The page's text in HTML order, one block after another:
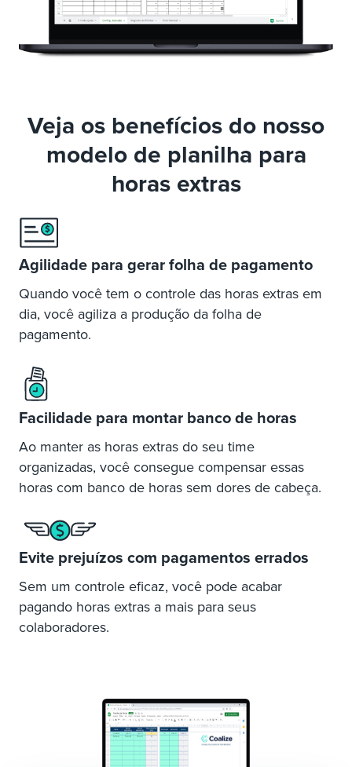
Veja os benefícios do nosso
modelo de planilha para
horas extras
Agilidade para gerar folha de pagamento
Quando você tem o controle das horas extras em
dia, você agiliza a produção da folha de
pagamento.
Facilidade para montar banco de horas
Ao manter as horas extras do seu time
organizadas, você consegue compensar essas
horas com banco de horas sem dores de cabeça.
Evite prejuízos com pagamentos errados
Sem um controle eficaz, você pode acabar
pagando horas extras a mais para seus
colaboradores.